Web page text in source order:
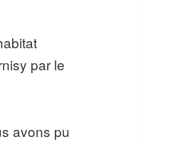
par le
avons pu